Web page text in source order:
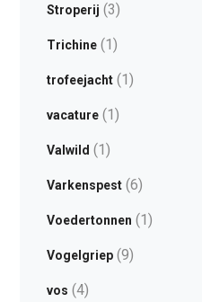
Stroperij (3)
Trichine(1)
trofeejacht(1)
vacature(1)
Valwild (1)
Varkenspest(6)
Voedertonnen (1)
Vogelgriep(9)
vos (4)